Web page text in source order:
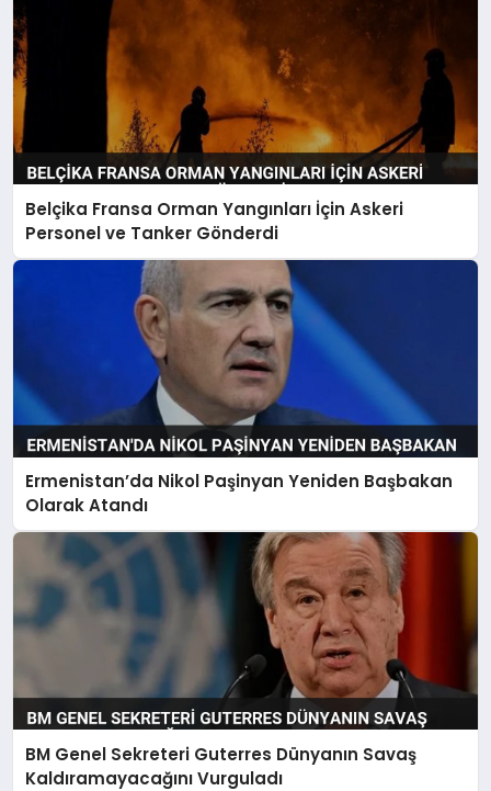
Belçika Fransa Orman Yangınları İçin Askeri
Personel ve Tanker Gönderdi
Ermenistan’da Nikol Paşinyan Yeniden Başbakan
Olarak Atandı
BM Genel Sekreteri Guterres Dünyanın Savaş
Kaldıramayacağını Vurguladı